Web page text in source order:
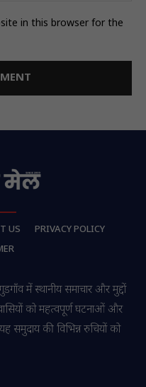
in this browser for the
US
PRIVACY POLICY
में स्थानीय समाचार और मुद्दों
को महत्वपूर्ण घटनाओं और
समुदाय की विभिन्न रुचियों को